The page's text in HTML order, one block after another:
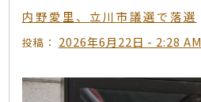
内野愛里、立川市議選で落選
投稿： 2026年6月22日 - 2:28 AM